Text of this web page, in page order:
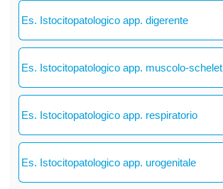
Es. Istocitopatologico app. digerente
Es. Istocitopatologico app. muscolo-
Es. Istocitopatologico app. respiratorio
Es. Istocitopatologico app. urogenitale